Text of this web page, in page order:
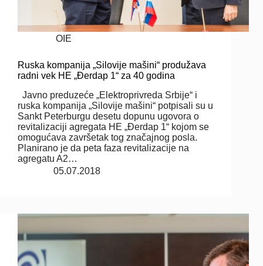
OIE
Ruska kompanija „Silovije mašini“ produžava
radni vek HE „Đerdap 1“ za 40 godina
Javno preduzeće „Elektroprivreda Srbije“ i
ruska kompanija „Silovije mašini“ potpisali su u
Sankt Peterburgu desetu dopunu ugovora o
revitalizaciji agregata HE „Đerdap 1“ kojom se
omogućava završetak tog značajnog posla.
Planirano je da peta faza revitalizacije na
agregatu A2…
05.07.2018